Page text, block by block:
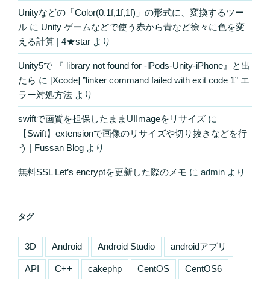
Unityなどの「Color(0.1f,1f,1f)」の形式に、変換するツー
ル に Unity ゲームなどで使う赤から青など徐々に色を変
える計算 | 4★star より
Unity5で 『 library not found for -lPods-Unity-iPhone』と出
たら に [Xcode] ”linker command failed with exit code 1” エ
ラー対処方法 より
swiftで画質を担保したままUIImageをリサイズ に
【Swift】extensionで画像のリサイズや切り抜きなどを行
う | Fussan Blog より
無料SSL Let’s encryptを更新した際のメモ に admin より
タグ
3D Android Android Studio androidアプリ
API C++ cakephp CentOS CentOS6